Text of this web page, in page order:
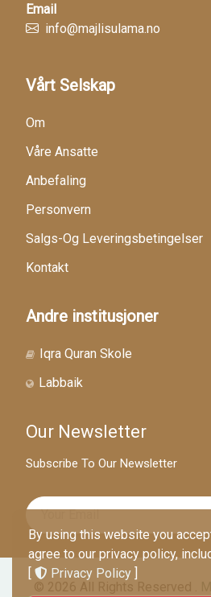
Email
info@majlisulama.no
Vårt Selskap
Om
Våre Ansatte
Anbefaling
Personvern
Salgs-Og Leveringsbetingelser
Kontakt
Andre institusjoner
Iqra Quran Skole
Labbaik
Our Newsletter
Subscribe To Our Newsletter
© 2026 All Rights Reserved .
By using this website you
agree to our privacy policy,
[
Privacy Policy ]